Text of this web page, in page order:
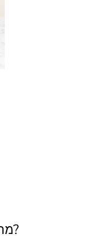
מתי להזמין משלוח פרחים במדיירה?